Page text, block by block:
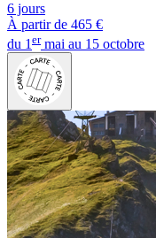
6 jours
À partir de 465 €
du 1 ermai au 15 octobre